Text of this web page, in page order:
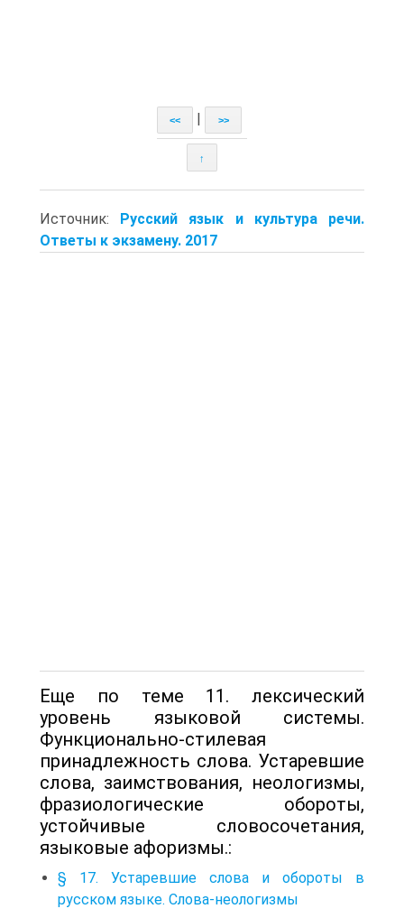
<< >>
↑
Источник: Русский язык и культура речи.
Ответы к экзамену. 2017
Еще по теме 11. лексический
уровень языковой системы.
Функционально-стилевая
принадлежность слова. Устаревшие
слова, заимствования, неологизмы,
фразиологические обороты,
устойчивые словосочетания,
языковые афоризмы.:
§ 17. Устаревшие слова и обороты в
русском языке. Слова-неологизмы